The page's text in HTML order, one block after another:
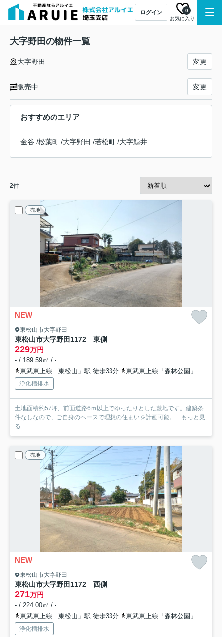
ログイン
お気に入り
0
大字野田の物件一覧
大字野田 変更
販売中 変更
おすすめのエリア
金谷 /松葉町 /大字野田 /若松町 /大字鯨井
2件
売地
NEW
東松山市大字野田
東松山市大字野田1172 東側
229万円
- / 189.59㎡ / -
東武東上線「東松山」駅 徒歩33分
東武東上線「森林公園」駅 徒歩37分
浄化槽排水
土地面積約57坪、前面道路6ｍ以上でゆったりとした敷地です。建築条
件なしなので、ご自身のペースで理想の住まいを計画可能。... もっと見
る
売地
NEW
東松山市大字野田
東松山市大字野田1172 西側
271万円
- / 224.00㎡ / -
東武東上線「東松山」駅 徒歩33分
東武東上線「森林公園」駅 徒歩37分
浄化槽排水